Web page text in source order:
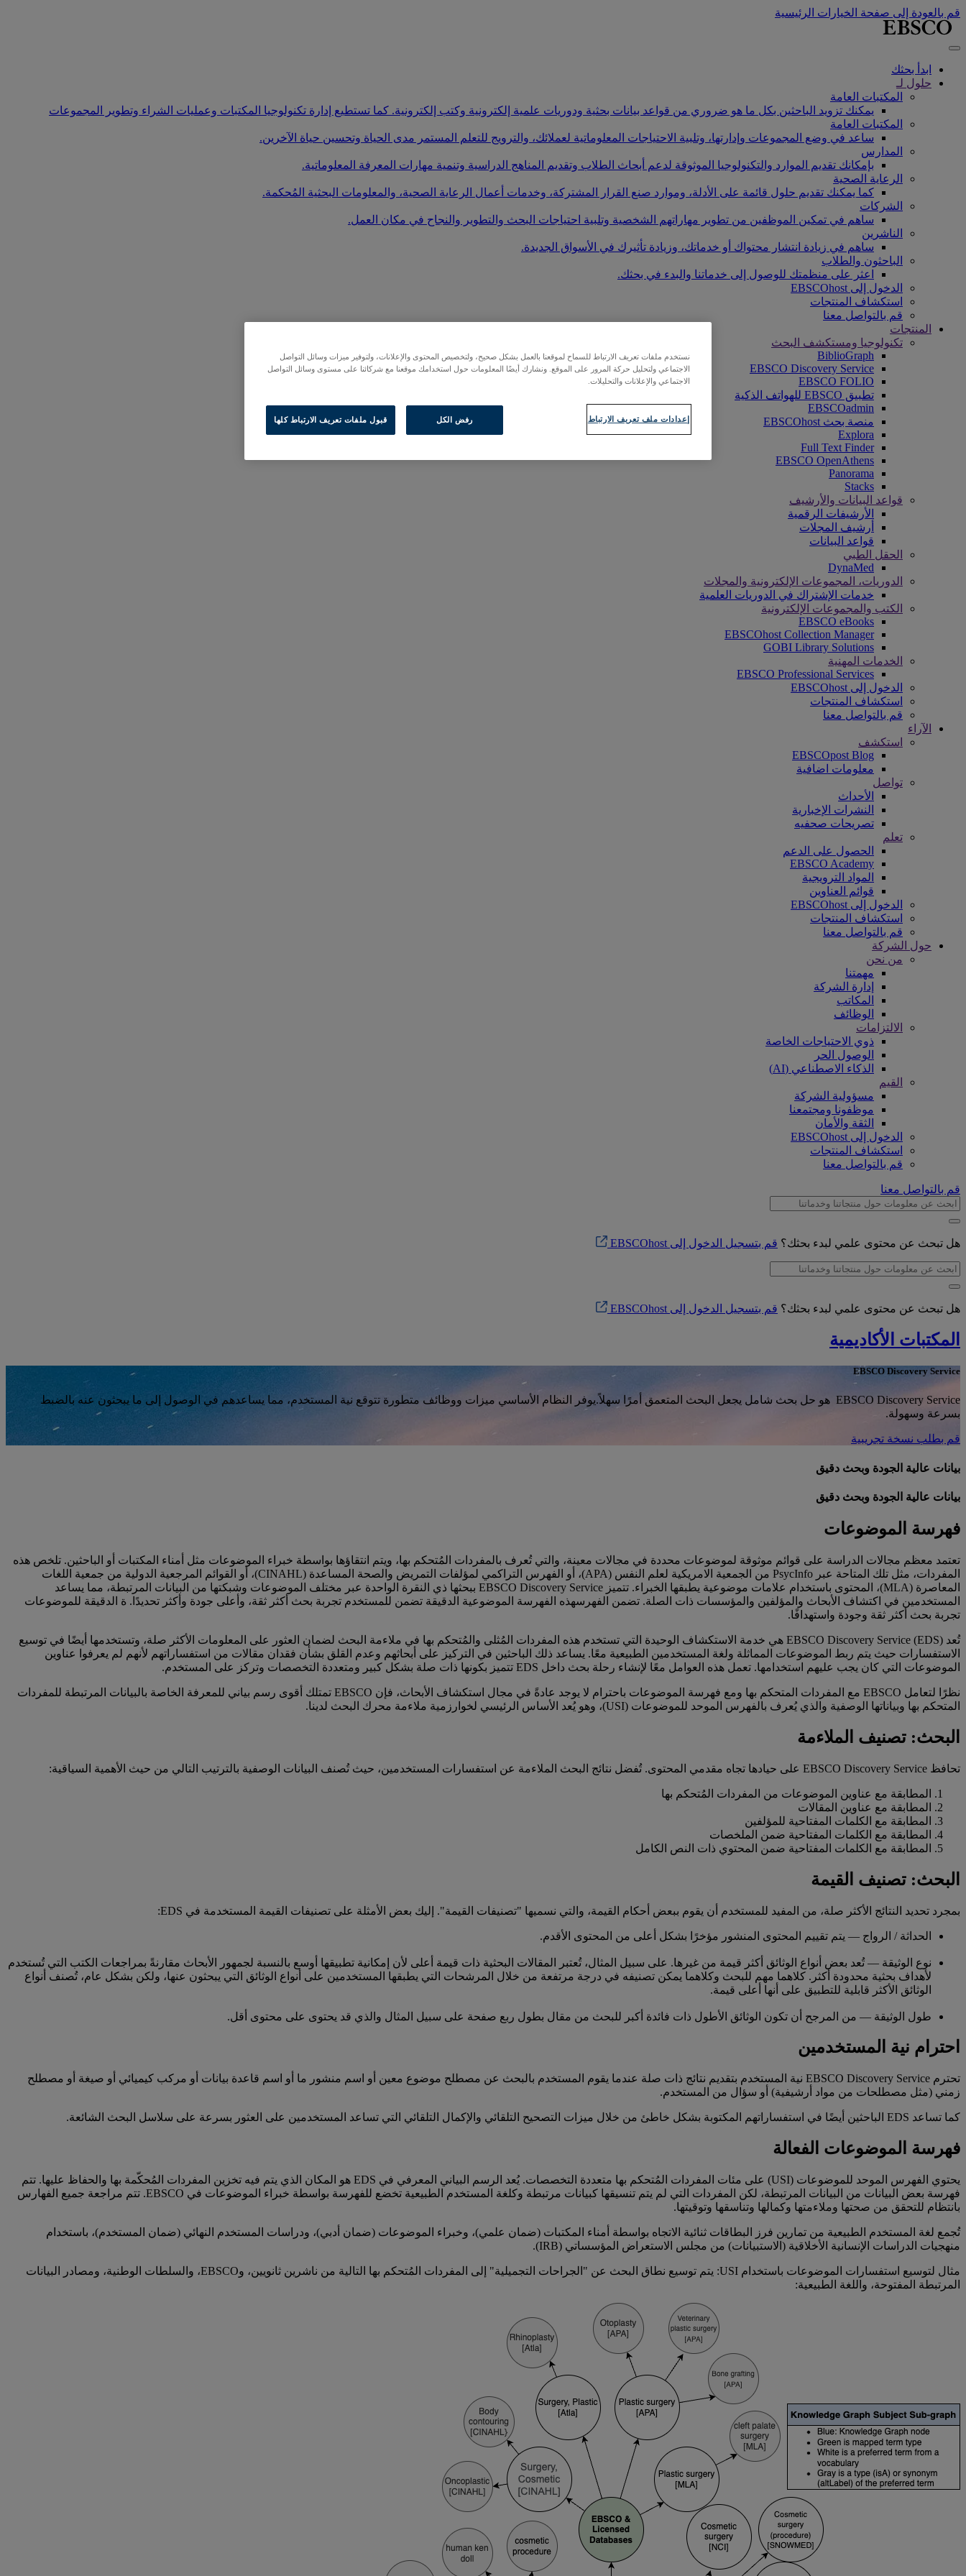
قم بالعودة إلى صفحة الخيارات الرئيسية
ابدأ بحثك
حلول لـ
المكتبات العامة
يمكنك تزويد الباحثين بكل ما هو ضروري من قواعد بيانات بحثية ودوريات علمية إلكترونية وكتب إلكترونية. كما تستطيع إدارة تكنولوجيا المكتبات وعمليات الشراء وتطوير المجموعات
المكتبات العامة
ساعد في وضع المجموعات وإدارتها، وتلبية الاحتياجات المعلوماتية لعملائك، والترويج للتعلم المستمر مدى الحياة وتحسين حياة الآخرين.
المدارس
بإمكانك تقديم الموارد والتكنولوجيا الموثوقة لدعم أبحاث الطلاب وتقديم المناهج الدراسية وتنمية مهارات المعرفة المعلوماتية.
الرعاية الصحية
كما يمكنك تقديم حلول قائمة على الأدلة، وموارد صنع القرار المشتركة، وخدمات أعمال الرعاية الصحية، والمعلومات البحثية المُحكمة.
الشركات
ساهم في تمكين الموظفين من تطوير مهاراتهم الشخصية وتلبية احتياجات البحث والتطوير والنجاح في مكان العمل.
الناشرين
ساهم في زيادة انتشار محتواك أو خدماتك، وزيادة تأثيرك في الأسواق الجديدة.
الباحثون والطلاب
اعثر على منظمتك للوصول إلى خدماتنا والبدء في بحثك.
الدخول إلى EBSCOhost
استكشاف المنتجات
قم بالتواصل معنا
المنتجات
تكنولوجيا ومستكشف البحث
BiblioGraph
EBSCO Discovery Service
EBSCO FOLIO
تطبيق EBSCO للهواتف الذكية
EBSCOadmin
منصة بحث EBSCOhost
Explora
Full Text Finder
EBSCO OpenAthens
Panorama
Stacks
قواعد البيانات والأرشيف
الأرشيفات الرقمية
أرشيف المجلات
قواعد البيانات
الحقل الطبي
DynaMed
الدوريات، المجموعات الإلكترونية والمجلات
خدمات الإشتراك في الدوريات العلمية
الكتب والمجموعات الإلكترونية
EBSCO eBooks
EBSCOhost Collection Manager
GOBI Library Solutions
الخدمات المهنية
EBSCO Professional Services
الدخول إلى EBSCOhost
استكشاف المنتجات
قم بالتواصل معنا
الآراء
استكشف
EBSCOpost Blog
معلومات اضافية
تواصل
الأحداث
النشرات الإخبارية
تصريحات صحفيه
تعلم
الحصول على الدعم
EBSCO Academy
المواد الترويجية
قوائم العناوين
الدخول إلى EBSCOhost
استكشاف المنتجات
قم بالتواصل معنا
حول الشركة
من نحن
مهمتنا
إدارة الشركة
المكاتب
الوظائف
الالتزامات
ذوي الاحتياجات الخاصة
الوصول الحر
الذكاء الاصطناعي (AI)
القيم
مسؤولية الشركة
موظفونا ومجتمعنا
الثقة والأمان
الدخول إلى EBSCOhost
استكشاف المنتجات
قم بالتواصل معنا
قم بالتواصل معنا
هل تبحث عن محتوى علمي لبدء بحثك؟ قم بتسجيل الدخول إلى EBSCOhost
هل تبحث عن محتوى علمي لبدء بحثك؟ قم بتسجيل الدخول إلى EBSCOhost
المكتبات الأكاديمية
EBSCO Discovery Service
EBSCO Discovery Service هو حل بحث شامل يجعل البحث المتعمق أمرًا سهلاً.يوفر النظام الأساسي ميزات ووظائف متطورة تتوقع نية المستخدم، مما يساعدهم في الوصول إلى ما يبحثون عنه بالضبط
بسرعة وسهولة.
قم بطلب نسخة تجريبية
بيانات عالية الجودة وبحث دقيق
بيانات عالية الجودة وبحث دقيق
فهرسة الموضوعات
تعتمد معظم مجالات الدراسة على قوائم موثوقة لموضوعات محددة في مجالات معينة، والتي تُعرف بالمفردات المُتحكم بها، ويتم انتقاؤها بواسطة خبراء الموضوعات مثل أمناء المكتبات أو الباحثين. تلخص هذه
المفردات، مثل تلك المتاحة عبر PsycInfo من الجمعية الامريكية لعلم النفس (APA)، أو الفهرس التراكمي لمؤلفات التمريض والصحة المساعدة (CINAHL)، أو القوائم المرجعية الدولية من جمعية اللغات
المعاصرة (MLA)، المحتوى باستخدام علامات موضوعية يطبقها الخبراء. تتميز EBSCO Discovery Service ببحثها ذي النقرة الواحدة عبر مختلف الموضوعات وشبكتها من البيانات المرتبطة، مما يساعد
المستخدمين في اكتشاف الأبحاث والمؤلفين والمؤسسات ذات الصلة. تضمن الفهرسهذه الفهرسة الموضوعية الدقيقة تضمن للمستخدم تجربة بحث أكثر ثقة، وأعلى جودة وأكثر تحديدًا. ة الدقيقة للموضوعات
تجربة بحث أكثر ثقة وجودة واستهدافًا.
تُعد EBSCO Discovery Service (EDS) هي خدمة الاستكشاف الوحيدة التي تستخدم هذه المفردات المُثلى والمُتحكم بها في ملاءمة البحث لضمان العثور على المعلومات الأكثر صلة، وتستخدمها أيضًا في توسيع
الاستفسارات حيث يتم ربط الموضوعات المماثلة ولغة المستخدمين الطبيعية معًا. يساعد ذلك الباحثين في التركيز على أبحاثهم وعدم القلق بشأن فقدان مقالات من استفساراتهم لأنهم لم يعرفوا عناوين
الموضوعات التي كان يجب عليهم استخدامها. تعمل هذه العوامل معًا لإنشاء رحلة بحث داخل EDS تتميز بكونها ذات صلة بشكل كبير ومتعددة التخصصات وتركز على المستخدم.
نظرًا لتعامل EBSCO مع المفردات المتحكم بها ومع فهرسة الموضوعات باحترام لا يوجد عادةً في مجال استكشاف الأبحاث، فإن EBSCO تمتلك أقوى رسم بياني للمعرفة الخاصة بالبيانات المرتبطة للمفردات
المتحكم بها وبياناتها الوصفية والذي يُعرف بالفهرس الموحد للموضوعات (USI)، وهو يُعد الأساس الرئيسي لخوارزمية ملاءمة محرك البحث لدينا.
البحث: تصنيف الملاءمة
تحافظ EBSCO Discovery Service على حيادها تجاه مقدمي المحتوى. تُفضل نتائج البحث الملاءمة عن استفسارات المستخدمين، حيث تُصنف البيانات الوصفية بالترتيب التالي من حيث الأهمية السياقية:
المطابقة مع عناوين الموضوعات من المفردات المُتحكم بها
المطابقة مع عناوين المقالات
المطابقة مع الكلمات المفتاحية للمؤلفين
المطابقة مع الكلمات المفتاحية ضمن الملخصات
المطابقة مع الكلمات المفتاحية ضمن المحتوي ذات النص الكامل
البحث: تصنيف القيمة
بمجرد تحديد النتائج الأكثر صلة، من المفيد للمستخدم أن يقوم ببعض أحكام القيمة، والتي نسميها "تصنيفات القيمة". إليك بعض الأمثلة على تصنيفات القيمة المستخدمة في EDS:
الحداثة / الرواج — يتم تقييم المحتوى المنشور مؤخرًا بشكل أعلى من المحتوى الأقدم.
نوع الوثيقة — تُعد بعض أنواع الوثائق أكثر قيمة من غيرها. على سبيل المثال، تُعتبر المقالات البحثية ذات قيمة أعلى لأن إمكانية تطبيقها أوسع بالنسبة لجمهور الأبحاث مقارنةً بمراجعات الكتب التي تُستخدم
لأهداف بحثية محدودة أكثر. كلاهما مهم للبحث وكلاهما يمكن تصنيفه في درجة مرتفعة من خلال المرشحات التي يطبقها المستخدمين على أنواع الوثائق التي يبحثون عنها، ولكن بشكل عام، تُصنف أنواع
الوثائق الأكثر قابلية للتطبيق على أنها أعلى قيمة.
طول الوثيقة — من المرجح أن تكون الوثائق الأطول ذات فائدة أكبر للبحث من مقال بطول ربع صفحة على سبيل المثال والذي قد يحتوى على محتوى أقل.
احترام نية المستخدمين
تحترم EBSCO Discovery Service نية المستخدم بتقديم نتائج ذات صلة عندما يقوم المستخدم بالبحث عن مصطلح موضوع معين أو اسم منشور ما أو اسم قاعدة بيانات أو مركب كيميائي أو صيغة أو مصطلح
زمني (مثل مصطلحات من مواد أرشيفية) أو سؤال من المستخدم.
كما تساعد EDS الباحثين أيضًا في استفساراتهم المكتوبة بشكل خاطئ من خلال ميزات التصحيح التلقائي والإكمال التلقائي التي تساعد المستخدمين على العثور بسرعة على سلاسل البحث الشائعة.
فهرسة الموضوعات الفعالة
يحتوي الفهرس الموحد للموضوعات (USI) على مئات المفردات المُتحكم بها متعددة التخصصات. يُعد الرسم البياني المعرفي في EDS هو المكان الذي يتم فيه تخزين المفردات المُحكّمة بها والحفاظ عليها. تتم
فهرسة بعض البيانات من البيانات المرتبطة، لكن المفردات التي لم يتم تنسيقها كبيانات مرتبطة وكلغة المستخدم الطبيعية تخضع للفهرسة بواسطة خبراء الموضوعات في EBSCO. تتم مراجعة جميع الفهارس
بانتظام للتحقق من صحتها وملاءمتها وكمالها وتناسقها وتوقيتها.
تُجمع لغة المستخدم الطبيعية من تمارين فرز البطاقات ثنائية الاتجاه بواسطة أمناء المكتبات (ضمان علمي)، وخبراء الموضوعات (ضمان أدبي)، ودراسات المستخدم النهائي (ضمان المستخدم)، باستخدام
منهجيات الدراسات الإنسانية الأخلاقية (الاستبيانات) من مجلس الاستعراض المؤسساتي (IRB).
مثال لتوسيع استفسارات الموضوعات باستخدام USI: يتم توسيع نطاق البحث عن "الجراحات التجميلية" إلى المفردات المُتحكم بها التالية من ناشرين ثانويين، وEBSCO، والسلطات الوطنية، ومصادر البيانات
المرتبطة المفتوحة، واللغة الطبيعية:
نستخدم ملفات تعريف الارتباط للسماح لموقعنا بالعمل بشكل صحيح، ولتخصيص المحتوى والإعلانات، ولتوفير ميزات وسائل التواصل
الاجتماعي ولتحليل حركة المرور على الموقع. ونشارك أيضًا المعلومات حول استخدامك موقعنا مع شركائنا على مستوى وسائل التواصل
الاجتماعي والإعلانات والتحليلات.
إعدادات ملف تعريف الارتباط رفض الكل قبول ملفات تعريف الارتباط كلها